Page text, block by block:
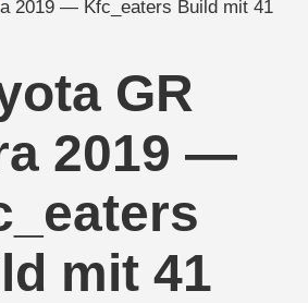
2019 — Kfc_eaters Build mit 41
GR
2019 —
mit 41